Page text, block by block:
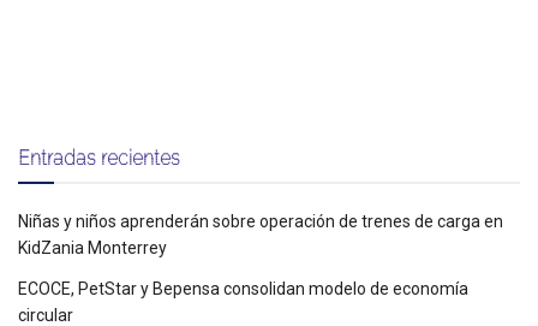
Entradas recientes
Niñas y niños aprenderán sobre operación de trenes de carga en
KidZania Monterrey
ECOCE, PetStar y Bepensa consolidan modelo de economía
circular